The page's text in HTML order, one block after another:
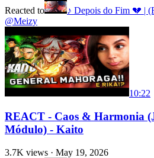
Reacted to
♪ Depois do Fim 💔 |
@Meizy
10:22
REACT - Caos & Harmonia
Módulo) - Kaito
3.7K views · May 19, 2026